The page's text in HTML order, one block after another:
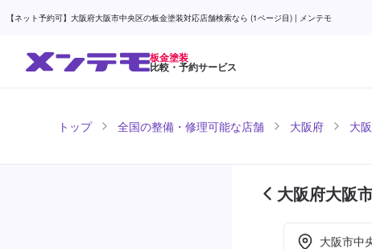
【ネット予約可】大阪府大阪市中央区の板金塗装対応店舗検索なら (1ページ目) | メンテモ
板金塗装
比較・予約サービス
トップ 全国の整備・修理可能な店舗 大阪府 大
大阪府大阪
目)
大阪市中